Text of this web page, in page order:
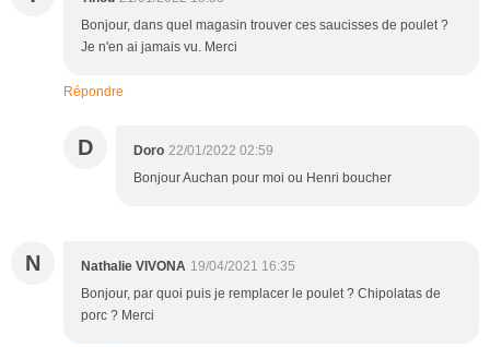
Bonjour, dans quel magasin trouver ces saucisses de poulet ?
Je n'en ai jamais vu. Merci
Répondre
D Doro 22/01/2022 02:59
Bonjour Auchan pour moi ou Henri boucher
N Nathalie VIVONA 19/04/2021 16:35
Bonjour, par quoi puis je remplacer le poulet ? Chipolatas de
porc ? Merci